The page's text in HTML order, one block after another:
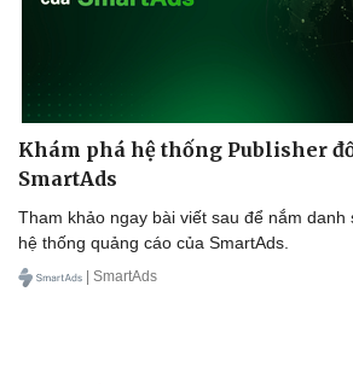
Khám phá hệ thống Publisher
SmartAds
Tham khảo ngay bài viết sau để nắm danh
hệ thống quảng cáo của SmartAds.
| SmartAds